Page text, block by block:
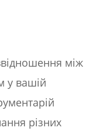
між
у вашій
різних